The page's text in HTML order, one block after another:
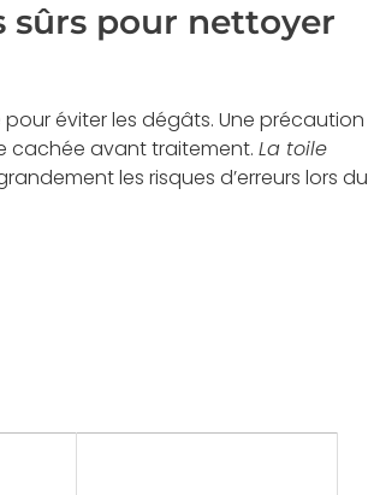
sûrs pour nettoyer
éviter les dégâts. Une précaution
cachée avant traitement. La toile
les risques d’erreurs lors du